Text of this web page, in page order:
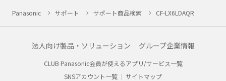
Panasonic サポート サポート商品検索 CF-LX6LDAQR
法人向け製品・ソリューション グループ企業情報
CLUB Panasonic会員が使えるアプリ/サービス一覧
SNSアカウント一覧
サイトマップ